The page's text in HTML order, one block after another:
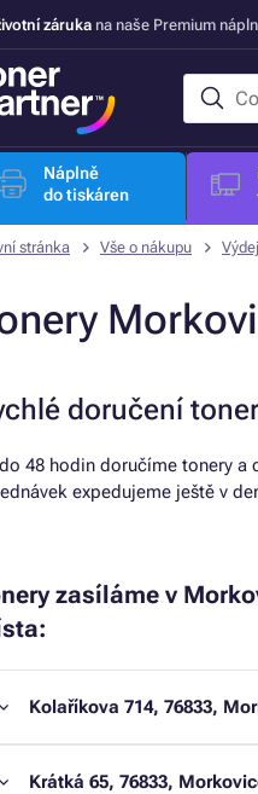
záruka na naše Premium
Náplně
do tiskáren
stránka Vše o nákupu
doručení
48 hodin doručíme tonery a
expedujeme ještě v
zasíláme v
Kolaříkova 714, 76833,
Krátká 65, 76833,